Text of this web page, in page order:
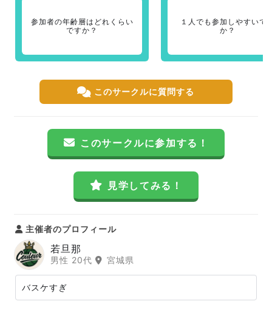
参加者の年齢層はどれくらい
ですか？
１人でも参加しやすいで
か？
このサークルに質問する
このサークルに参加する！
見学してみる！
主催者のプロフィール
若旦那
男性 20代 宮城県
バスケすぎ